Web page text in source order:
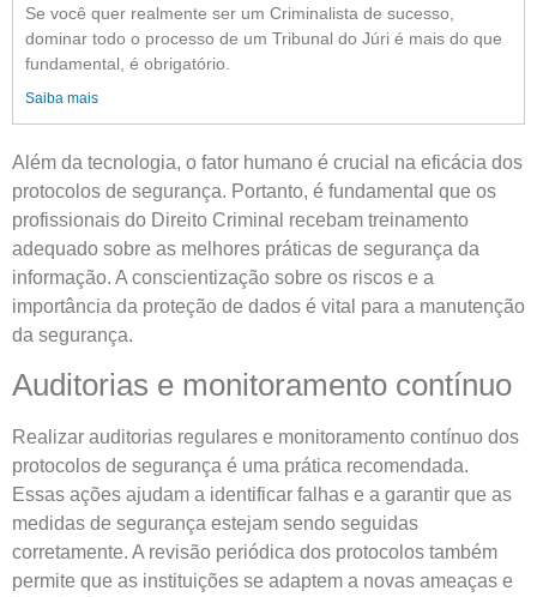
Se você quer realmente ser um Criminalista de sucesso,
dominar todo o processo de um Tribunal do Júri é mais do que
fundamental, é obrigatório.
Saiba mais
Além da tecnologia, o fator humano é crucial na eficácia dos
protocolos de segurança. Portanto, é fundamental que os
profissionais do Direito Criminal recebam treinamento
adequado sobre as melhores práticas de segurança da
informação. A conscientização sobre os riscos e a
importância da proteção de dados é vital para a manutenção
da segurança.
Auditorias e monitoramento contínuo
Realizar auditorias regulares e monitoramento contínuo dos
protocolos de segurança é uma prática recomendada.
Essas ações ajudam a identificar falhas e a garantir que as
medidas de segurança estejam sendo seguidas
corretamente. A revisão periódica dos protocolos também
permite que as instituições se adaptem a novas ameaças e